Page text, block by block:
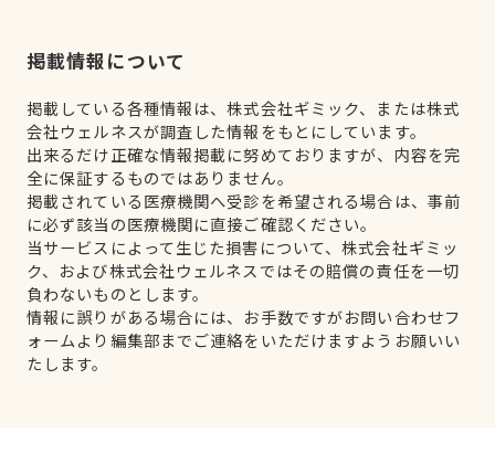
掲載情報について
掲載している各種情報は、株式会社ギミック、または株式
会社ウェルネスが調査した情報をもとにしています。
出来るだけ正確な情報掲載に努めておりますが、内容を完
全に保証するものではありません。
掲載されている医療機関へ受診を希望される場合は、事前
に必ず該当の医療機関に直接ご確認ください。
当サービスによって生じた損害について、株式会社ギミッ
ク、および株式会社ウェルネスではその賠償の責任を一切
負わないものとします。
情報に誤りがある場合には、お手数ですがお問い合わせフ
ォームより編集部までご連絡をいただけますようお願いい
たします。